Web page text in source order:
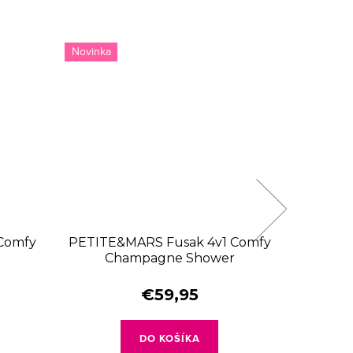
Novinka
PETITE&MARS Fusak 4v1 Comfy
Champagne Shower
€59,95
DO KOŠÍKA